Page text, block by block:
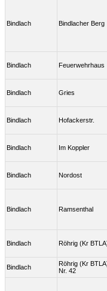
Bindlach Bindlacher Berg
Bindlach Feuerwehrhaus
Bindlach Gries
Bindlach Hofackerstr.
Bindlach Im Koppler
Bindlach Nordost
Bindlach Ramsenthal
Bindlach Röhrig (Kr
Bindlach
Röhrig (Kr
Nr. 42